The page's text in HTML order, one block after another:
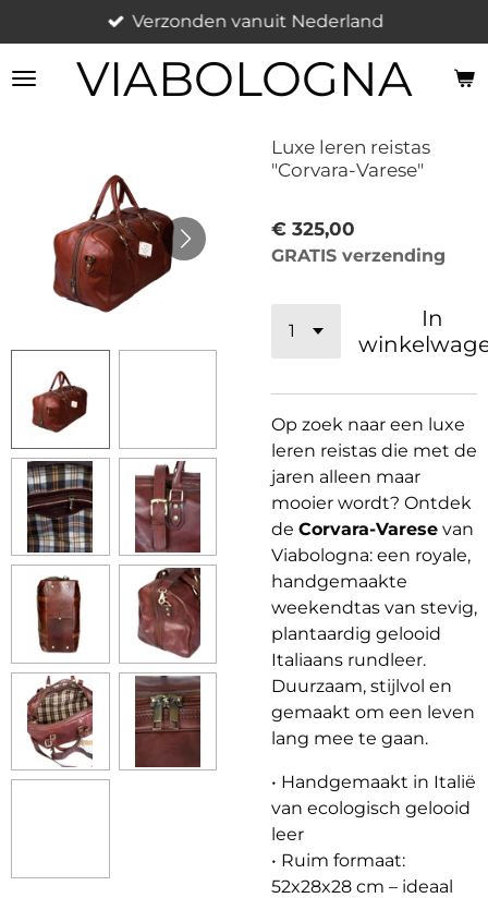
direct
naar
VIABOLOGNA
Verzonden vanuit Nederland
Luxe leren reistas
"Corvara-Varese"
€ 325,00
GRATIS verzending
In
Op zoek naar een luxe
leren reistas die met de
jaren alleen maar
mooier wordt? Ontdek
de Corvara-Varese van
Viabologna: een royale,
handgemaakte
weekendtas van stevig,
plantaardig gelooid
Italiaans rundleer.
Duurzaam, stijlvol en
gemaakt om een leven
lang mee te gaan.
• Handgemaakt in Italië
van ecologisch gelooid
leer
• Ruim formaat:
52x28x28 cm – ideaal